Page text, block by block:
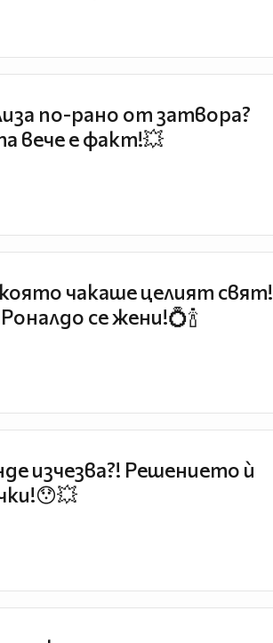
по-рано от затвора?
вече е факт!💥
чакаше целият свят!
се жени!💍🍾
изчезва?! Решението ѝ